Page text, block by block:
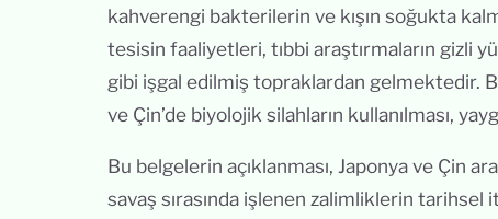
kahverengi bakterilerin ve kışın soğukta
tesisin faaliyetleri, tıbbi araştırmaların gizli
gibi işgal edilmiş topraklardan gelmektedir.
ve Çin’de biyolojik silahların kullanılması,
Bu belgelerin açıklanması, Japonya ve Çin
savaş sırasında işlenen zalimliklerin